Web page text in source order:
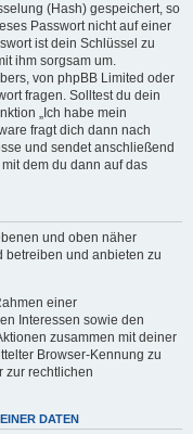
(Hash) gespeichert, so
Passwort nicht auf einer
ist dein Schlüssel zu
ihm sorgsam um.
von phpBB Limited oder
fragen. Solltest du dein
„Ich habe mein
fragt dich dann nach
und sendet anschließend
dem du dann auf das
und oben näher
betreiben und anbieten zu
einer
Interessen sowie den
zusammen mit deiner
Browser-Kennung zu
zur rechtlichen
DATEN